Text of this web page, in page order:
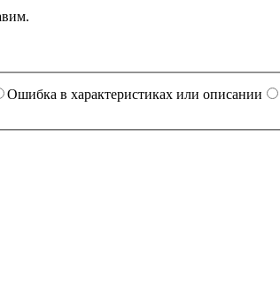
Ошибка в характеристиках или описании